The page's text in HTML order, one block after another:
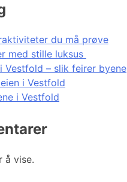
du må prøve
med stille luksus
i Vestfold – slik feirer byene
i Vestfold
i Vestfold
å vise.